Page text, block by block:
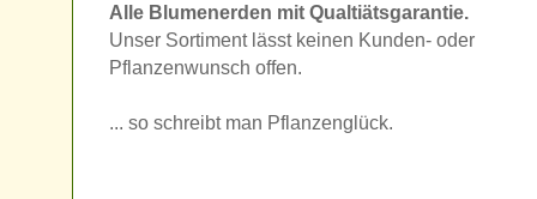
Alle Blumenerden mit Qualtiätsgarantie.
Unser Sortiment lässt keinen Kunden- oder
Pflanzenwunsch offen.
... so schreibt man Pflanzenglück.